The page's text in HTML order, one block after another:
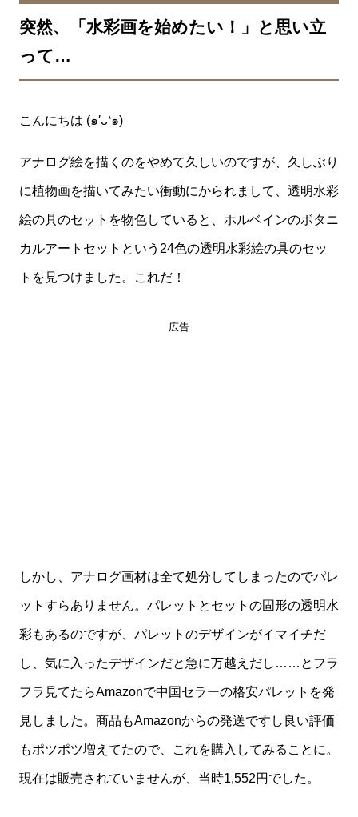
突然、「水彩画を始めたい！」と思い立
って…
こんにちは (๑′ᴗ‵๑)
アナログ絵を描くのをやめて久しいのですが、久しぶり
に植物画を描いてみたい衝動にかられまして、透明水彩
絵の具のセットを物色していると、ホルベインのボタニ
カルアートセットという24色の透明水彩絵の具のセッ
トを見つけました。これだ！
広告
しかし、アナログ画材は全て処分してしまったのでパレ
ットすらありません。パレットとセットの固形の透明水
彩もあるのですが、パレットのデザインがイマイチだ
し、気に入ったデザインだと急に万越えだし……とフラ
フラ見てたらAmazonで中国セラーの格安パレットを発
見しました。商品もAmazonからの発送ですし良い評価
もポツポツ増えてたので、これを購入してみることに。
現在は販売されていませんが、当時1,552円でした。